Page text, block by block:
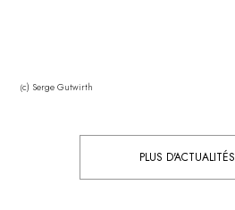
(c) Serge Gutwirth
PLUS D'ACTUALITÉS